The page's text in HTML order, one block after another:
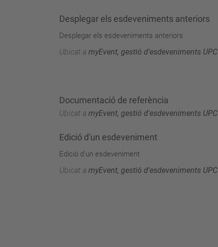
Desplegar els esdeveniments anteriors
Desplegar els esdeveniments anteriors
Ubicat a myEvent, gestió d'esdeveniments UPC
Documentació de referència
Ubicat a myEvent, gestió d'esdeveniments UPC
Edició d'un esdeveniment
Edició d'un esdeveniment
Ubicat a myEvent, gestió d'esdeveniments UPC